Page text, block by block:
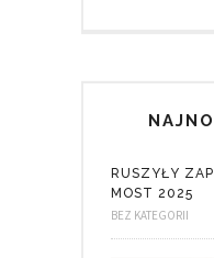
RUSZYŁY
MOST 2025
BEZ KATEGORII